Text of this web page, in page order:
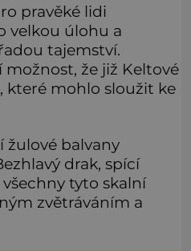
pravěké lidi
velkou úlohu a
tajemství.
že již Keltové
které mohlo sloužit ke
žulové balvany
drak, spící
tyto skalní
zvětráváním a